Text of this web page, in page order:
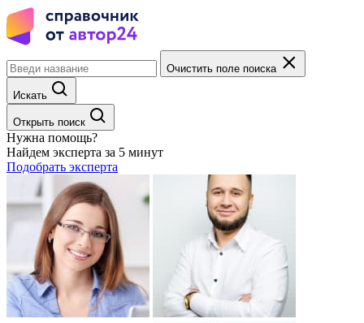
Очистить поле поиска
Искать
Открыть поиск
Нужна помощь?
Найдем эксперта за 5 минут
Подобрать эксперта